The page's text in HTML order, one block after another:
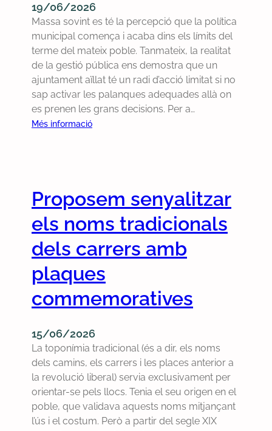
p
o
r
t
a
c
a
e
s
f
a
c
d
l
a
d
i
v
n
d
r
e
s
a
c
c
e
p
t
i
l
a
c
i
a
c
ó
a
n
c
à
r
i
a
19/06/2026
Massa sovint es té la percepció que la política
municipal comença i acaba dins els límits del
terme del mateix poble. Tanmateix, la realitat
de la gestió pública ens demostra que un
ajuntament aïllat té un radi d’acció limitat si no
sap activar les palanques adequades allà on
es prenen les grans decisions. Per a…
Més informació:
e
m
a
P
a
r
l
m
e
n
t
a
Proposem senyalitzar
els noms tradicionals
dels carrers amb
plaques
commemoratives
15/06/2026
La toponímia tradicional (és a dir, els noms
dels camins, els carrers i les places anterior a
la revolució liberal) servia exclusivament per
orientar-se pels llocs. Tenia el seu origen en el
poble, que validava aquests noms mitjançant
l’ús i el costum. Però a partir del segle XIX